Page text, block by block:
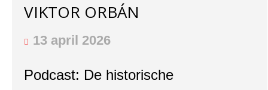
VIKTOR ORBÁN
13 april 2026
Podcast: De historische